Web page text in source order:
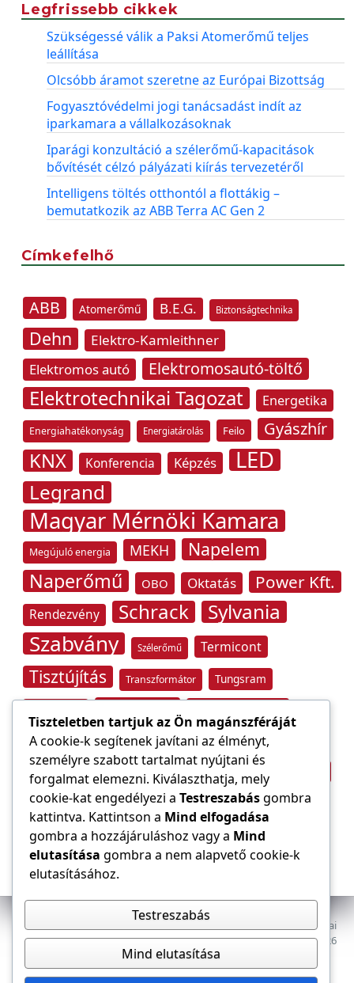
Legfrissebb cikkek
Szükségessé válik a Paksi Atomerőmű teljes
leállítása
Olcsóbb áramot szeretne az Európai Bizottság
Fogyasztóvédelmi jogi tanácsadást indít az
iparkamara a vállalkozásoknak
Iparági konzultáció a szélerőmű-kapacitások
bővítését célzó pályázati kiírás tervezetéről
Intelligens töltés otthontól a flottákig –
bemutatkozik az ABB Terra AC Gen 2
Címkefelhő
ABB Atomerőmű B.E.G. Biztonságtechnika
Dehn
Elektro-Kamleithner
Elektromos autó
Elektromosautó-töltő
Elektrotechnikai Tagozat Energetika
Energiahatékonyság Energiatárolás Feilo Gyászhír
KNX Konferencia Képzés LED
Legrand
Magyar Mérnöki Kamara
Megújuló energia MEKH Napelem
Naperőmű OBO Oktatás Power Kft.
Rendezvény Schrack Sylvania
Szabvány Szélerőmű Termicont
Tisztújítás Transzformátor Tungsram
Villámvédelem
Világítástechnika Áramfogyasztás
Áramszolgáltató Építőipar átviteli hálózat
Az E-VILLAMOS szaklap a Magyar Mérnöki Kamara Elektrotechnikai
Tagozatának lapja. Minden jog fenntartva, © 2009–2026
Tiszteletben tartjuk az Ön magánszféráját
A cookie-k segítenek javítani az élményt,
személyre szabott tartalmat nyújtani és
forgalmat elemezni. Kiválaszthatja, mely
cookie-kat engedélyezi a Testreszabásgombra
kattintva. Kattintson a Mind elfogadása
gombra a hozzájáruláshoz vagy a Mind
elutasítása gombra a nem alapvető cookie-k
elutasításához.
Testreszabás
Mind elutasítása